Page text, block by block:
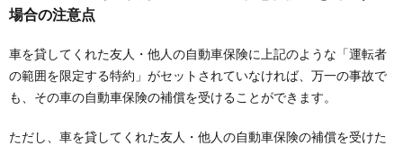
場合の注意点
車を貸してくれた友人・他人の自動車保険に上記のような「運転者
の範囲を限定する特約」がセットされていなければ、万一の事故で
も、その車の自動車保険の補償を受けることができます。
ただし、車を貸してくれた友人・他人の自動車保険の補償を受けた